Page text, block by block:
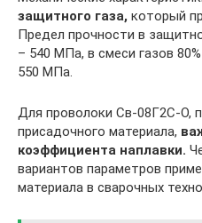
защитного газа, который
Предел прочности в
– 540 МПа, в смеси газов
550 МПа.
Для проволоки Св-08Г2С-О,
присадочного материала,
коэффициента наплавки.
вариантов параметров
материала в сварочных